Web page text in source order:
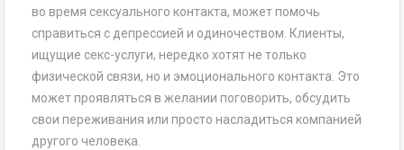
во время сексуального контакта, может помочь
справиться с депрессией и одиночеством. Клиенты,
ищущие секс-услуги, нередко хотят не только
физической связи, но и эмоционального контакта. Это
может проявляться в желании поговорить, обсудить
свои переживания или просто насладиться компанией
другого человека.